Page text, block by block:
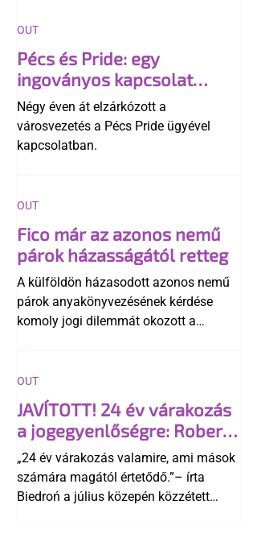
Pécs és Pride: egy
ingoványos kapcsolat
története
Négy éven át elzárkózott a
városvezetés a Pécs Pride ügyével
kapcsolatban.
OUT
Fico már az azonos nemű
párok házasságától retteg
A külföldön házasodott azonos nemű
párok anyakönyvezésének kérdése
komoly jogi dilemmát okozott a
egyértelműen tiltja a házasságuk
elismerését. Közben az ellenzéken belül
is vita robbant ki arról, hogy vissza
kellene-e vonni a kormány konzervatív
alkotmánymódosítását
OUT
JAVÍTOTT! 24 év várakozás
a jogegyenlőségre: Robert
Biedroń megindító üzenete
a lengyel bejegyzett
élettársi kapcsolatokért
„24 év várakozás valamire, ami mások
számára magától értetődő.”– írta
Biedroń a július közepén közzétett
OUT